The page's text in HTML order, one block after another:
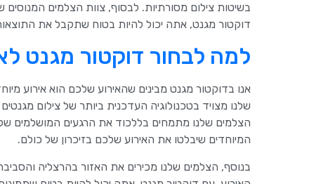
בשיטות צילום מסורתיות. לבסוף, צוות הצלמים
דוקטור מגנט, אתה יכול להיות בטוח שתקבל את
למה לבחור דוקטור מגנט
אנו בדוקטור מגנט מבינים שהאירוע שלכם הוא אירוע
שלנו מצויד בטכנולוגיה העדכנית ביותר של צילום
הצלמים שלנו מתמחים בללכוד את הרגעים המושלמים
המיוחדים שיבלטו את האירוע שלכם בזיכרון של כולם.
בנוסף, הצלמים שלנו מכירים את האזור בהרצליה